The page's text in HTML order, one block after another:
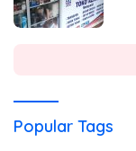
Popular Tags